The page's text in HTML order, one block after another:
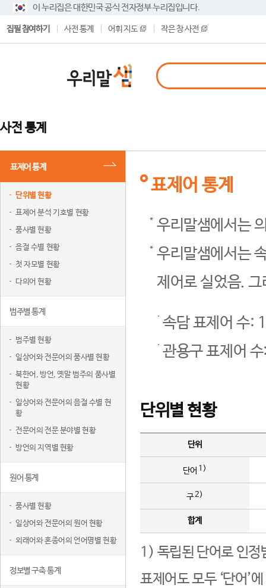
이 누리집은 대한민국 공식 전자정부 누리집입니다.
집필 참여하기 사전 통계 어휘 지도 작은 창 사전
사전 통계
표제어 통계
단위별 현황
표제어 분석 기호별 현황
품사별 현황
음절 수별 현황
첫 자모별 현황
다의어 현황
범주별 통계
범주별 현황
일상어와 전문어의 품사별 현황
북한어, 방언, 옛말 범주의 품사별
현황
일상어와 전문어의 음절 수별 현
황
전문어의 전문 분야별 현황
방언의 지역별 현황
원어 통계
품사별 현황
일상어와 전문어의 원어 현황
외래어와 혼종어의 언어명별 현황
정보별 구축 통계
표제어 통계
우리말샘에서는
우리말샘에서는
제어로 실었음.
속담 표제어 수:
관용구 표제어
단위별 현황
단위
단어 1)
구2)
합계
1) 독립된 단어로 인정
표제어도 모두 ‘단어’